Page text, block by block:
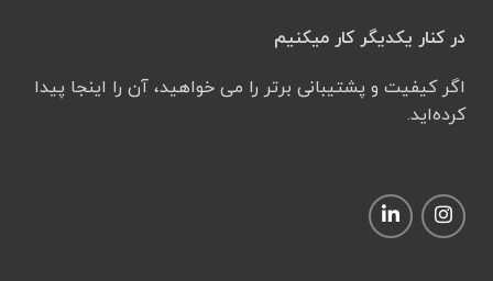
در کنار یکدیگر کار میکنیم
اگر کیفیت و پشتیبانی برتر را می خواهید، آن را اینجا پیدا
کرده‌اید.